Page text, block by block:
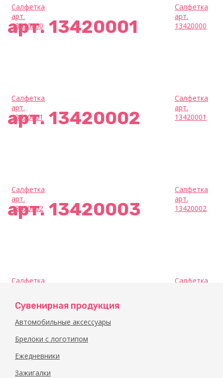
Салфетка
арт.
13420000
Салфетка
арт.
13420000
арт. 13420001
Салфетка
арт.
13420001
Салфетка
арт.
13420001
арт. 13420002
Салфетка
арт.
13420002
Салфетка
арт.
13420002
арт. 13420003
Салфетка
Салфетка
Сувенирная продукция
Автомобильные аксессуары
Брелоки с логотипом
Ежедневники
Зажигалки